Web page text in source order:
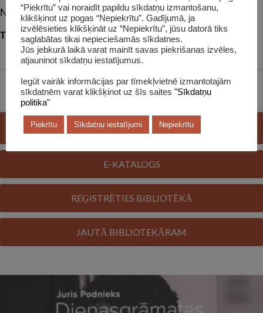
Nākošais raksts:
Tikšanās ar rakstnieci Agnesi Zarāni
E-GRĀMATU BIBLIOTĒKA
E-KATALOGS
REĢISTRĒTIES BIBLIOTĒKĀ
JAUTĀ BIBLIOTEKĀRAM
“Piekrītu” vai noraidīt papildu sīkdatņu izmantošanu,
klikšķinot uz pogas “Nepiekrītu”. Gadījumā, ja
izvēlēsieties klikšķināt uz “Nepiekrītu”, jūsu datorā tiks
saglabātas tikai nepieciešamās sīkdatnes.
Jūs jebkurā laikā varat mainīt savas piekrišanas izvēles,
atjauninot sīkdatņu iestatījumus.
Iegūt vairāk informācijas par tīmekļvietnē izmantotajām
sīkdatnēm varat klikšķinot uz šīs saites "Sīkdatņu
politika"
Piekrītu Sīkdatņu iestatījumi Nepiekrītu